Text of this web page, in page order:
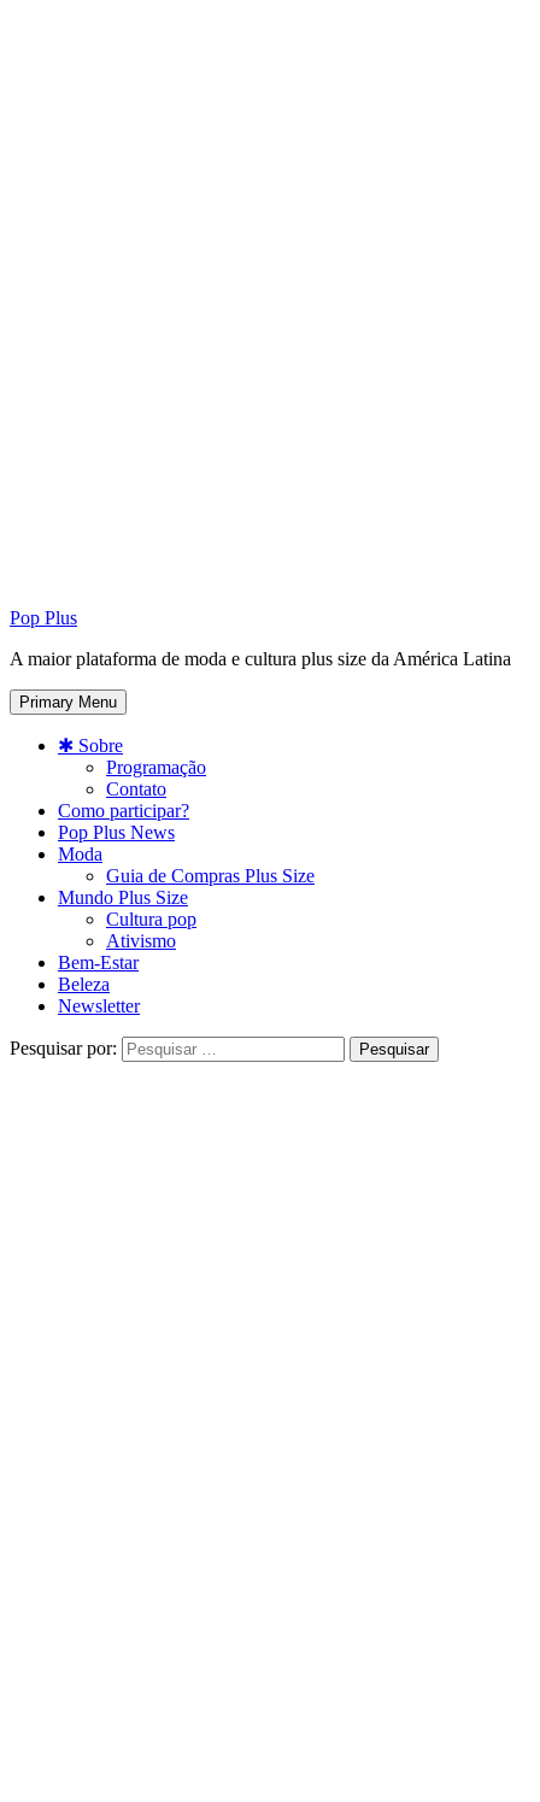
Pop Plus
A maior plataforma de moda e cultura plus size da América Latina
Primary Menu
✱ Sobre
Programação
Contato
Como participar?
Pop Plus News
Moda
Guia de Compras Plus Size
Mundo Plus Size
Cultura pop
Ativismo
Bem-Estar
Beleza
Newsletter
Pesquisar por: